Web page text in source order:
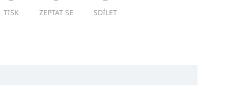
TISK ZEPTAT SE SDÍLET